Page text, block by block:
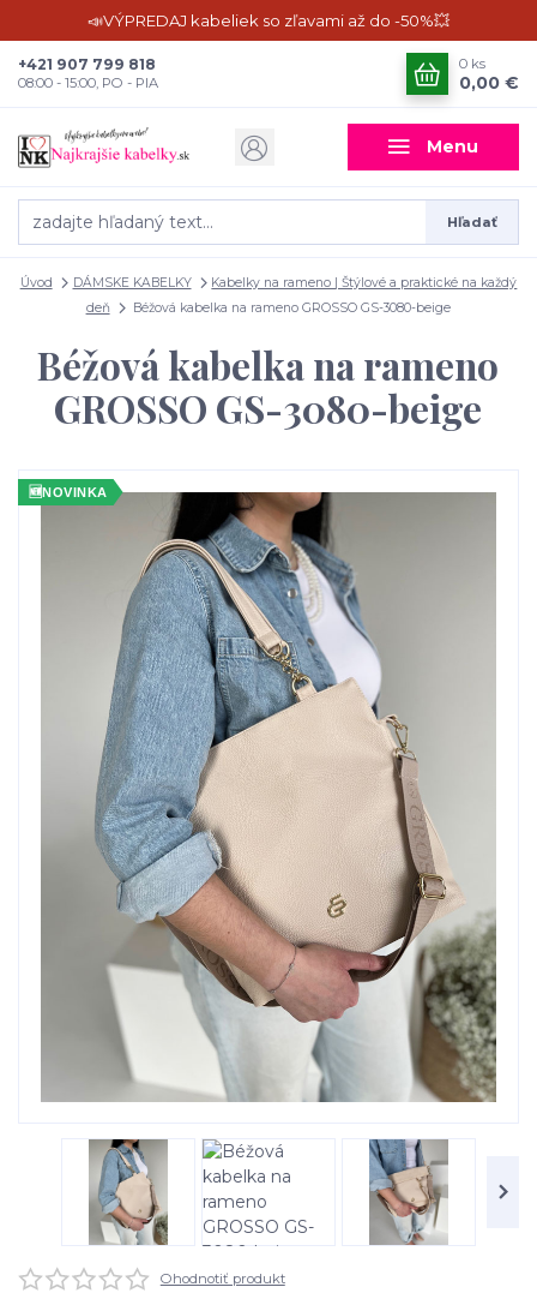
📣VÝPREDAJ kabeliek so zľavami až do -50%💥
Menu
Hľadať
+421 907 799 818
08:00 - 15:00, PO - PIA
0 ks
0,00 €
Úvod DÁMSKE KABELKY
Kabelky na rameno | Štýlové a praktické na každý
deň
Béžová kabelka na rameno GROSSO GS-3080-beige
Béžová kabelka na rameno
GROSSO GS-3080-beige
Ohodnotiť produkt
🆕NOVINKA